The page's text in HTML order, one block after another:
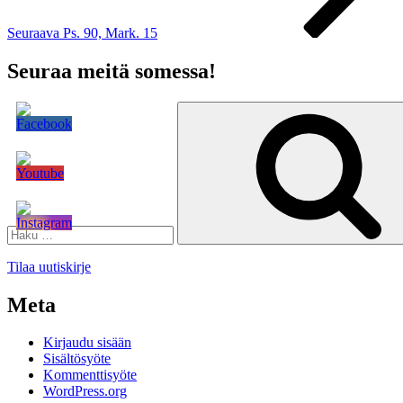
Seuraava Ps. 90, Mark. 15
Seuraa meitä somessa!
Etsi:
Tilaa uutiskirje
Meta
Kirjaudu sisään
Sisältösyöte
Kommenttisyöte
WordPress.org